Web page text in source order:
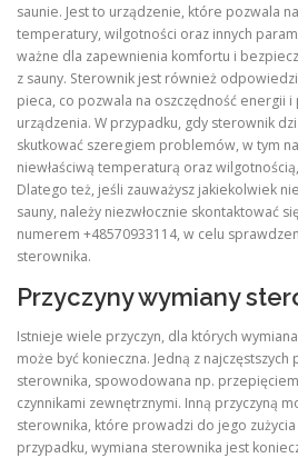
saunie. Jest to urządzenie, które pozwala
temperatury, wilgotności oraz innych
ważne dla zapewnienia komfortu i
z sauny. Sterownik jest również
pieca, co pozwala na oszczędność energii
urządzenia. W przypadku, gdy sterownik
skutkować szeregiem problemów, w tym
niewłaściwą temperaturą oraz
Dlatego też, jeśli zauważysz jakiekolwiek
sauny, należy niezwłocznie skontaktować
numerem +48570933114, w celu
sterownika.
Przyczyny wymiany
Istnieje wiele przyczyn, dla których
może być konieczna. Jedną z najczęstszych
sterownika, spowodowana np.
czynnikami zewnętrznymi. Inną przyczyną
sterownika, które prowadzi do jego zużycia
przypadku, wymiana sterownika jest